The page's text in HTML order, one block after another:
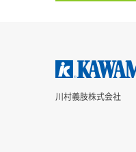
川村義肢株式会社